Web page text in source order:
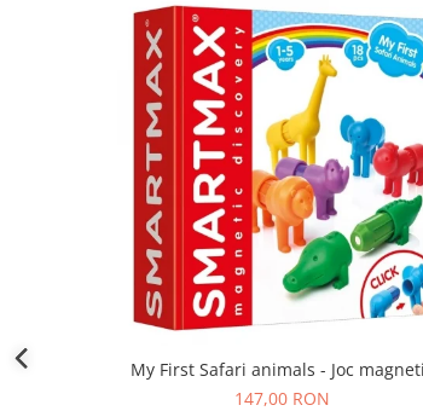
My First Safari animals - Joc
147,00 RON